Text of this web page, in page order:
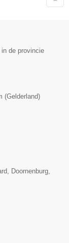
de provincie
(Gelderland)
Doornenburg,